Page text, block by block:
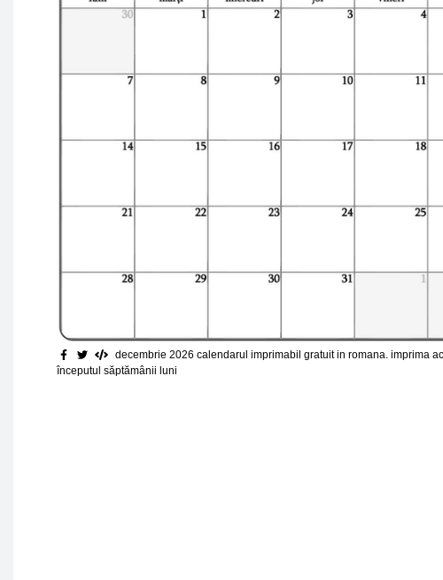
decembrie 2026 calendarul imprimabil gratuit in romana. imprima
începutul săptămânii luni